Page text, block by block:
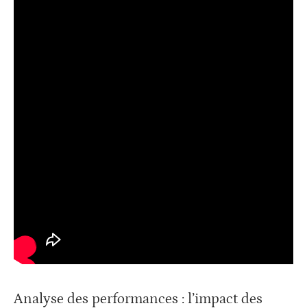
Analyse des performances : l’impact des